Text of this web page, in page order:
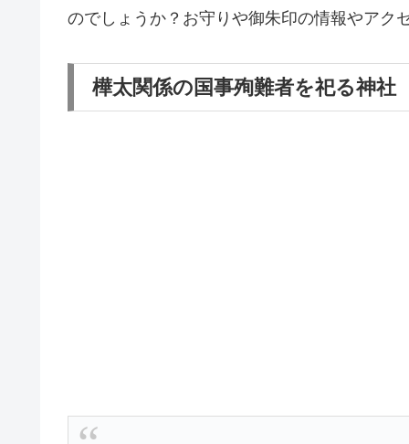
のでしょうか？お守りや御朱印の情報やアク
樺太関係の国事殉難者を祀る神社